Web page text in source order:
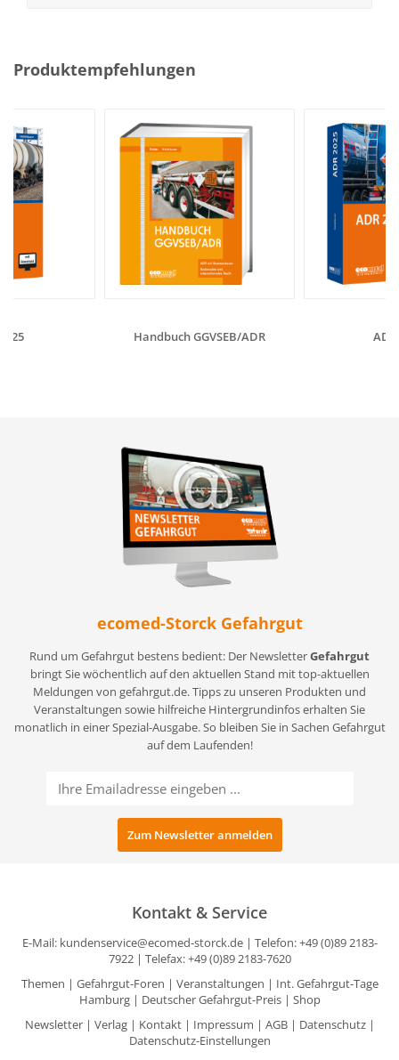
Produktempfehlungen
Handbuch GGVSEB/ADR
ecomed-Storck Gefahrgut
Rund um Gefahrgut bestens bedient: Der NewsletterGefahrgut
bringt Sie wöchentlich auf den aktuellen Stand mit top-aktuellen
Meldungen von gefahrgut.de. Tipps zu unseren Produkten und
Veranstaltungen sowie hilfreiche Hintergrundinfos erhalten Sie
monatlich in einer Spezial-Ausgabe. So bleiben Sie in Sachen Gefahrgut
auf dem Laufenden!
Kontakt & Service
E-Mail: kundenservice@ecomed-storck.de| Telefon: +49 (0)89 2183-
7922 | Telefax: +49 (0)89 2183-7620
Themen | Gefahrgut-Foren | Veranstaltungen | Int. Gefahrgut-Tage
Hamburg| Deutscher Gefahrgut-Preis| Shop
Newsletter| Verlag| Kontakt| Impressum | AGB| Datenschutz|
Datenschutz-Einstellungen